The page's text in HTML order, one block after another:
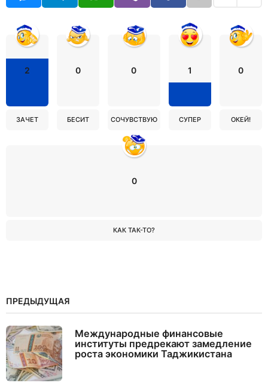
2
ЗАЧЕТ
0
БЕСИТ
0
СОЧУВСТВУЮ
1
СУПЕР
0
ОКЕЙ!
0
КАК ТАК-ТО?
ПРЕДЫДУЩАЯ
Международные финансовые
институты предрекают замедление
роста экономики Таджикистана